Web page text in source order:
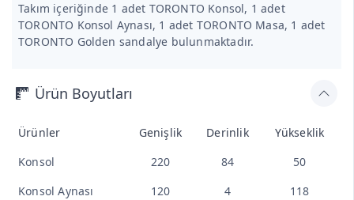
Takım içeriğinde 1 adet TORONTO Konsol, 1 adet
TORONTO Konsol Aynası, 1 adet TORONTO Masa, 1 adet
TORONTO Golden sandalye bulunmaktadır.
Ürün Boyutları
Ürünler Genişlik Derinlik
Yükseklik
Konsol
220 84
50
Konsol Aynası
120 4
118